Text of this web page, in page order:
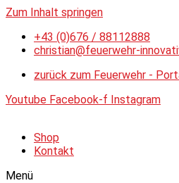
Zum Inhalt springen
+43 (0)676 / 88112888
christian@feuerwehr-
zurück zum Feuerwehr -
Youtube Facebook-f Instagram
Shop
Kontakt
Menü